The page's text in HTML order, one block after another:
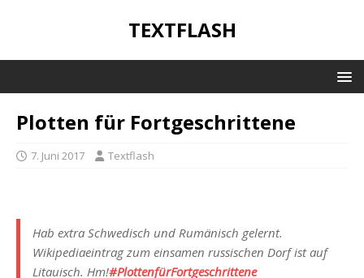
TEXTFLASH
Plotten für Fortgeschrittene
7. Juni 2017 Textflash
Hab extra Schwedisch und Rumänisch gelernt.
Wikipediaeintrag zum einsamen russischen Dorf ist auf
Litauisch. Hm!#PlottenfürFortgeschrittene